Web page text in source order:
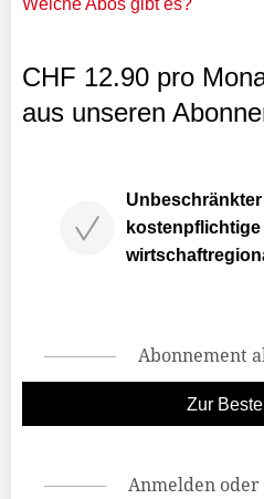
Welche Abos gibt es?
CHF 12.90 pro
aus unseren
Abonnement
Zur
Anmelden